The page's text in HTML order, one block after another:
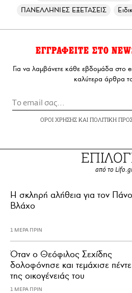
ΠΑΝΕΛΛΗΝΙΕΣ ΕΞΕΤΑΣΕΙΣ
ΕΓΓΡΑΦΕΙΤΕ ΣΤΟ
Για να λαμβάνετε κάθε εβδομάδα στο
καλύτερα άρθρα
ΟΡΟΙ ΧΡΗΣΗΣΚΑΙ ΠΟΛΙΤΙΚΗ
από το
H σκληρή αλήθεια για τον Πάνο
Βλάχο
1 ΜΕΡΑ ΠΡΙΝ
Όταν ο Θεόφιλος Σεχίδης
δολοφόνησε και τεμάχισε
της οικογένειάς του
1 ΜΕΡΑ ΠΡΙΝ